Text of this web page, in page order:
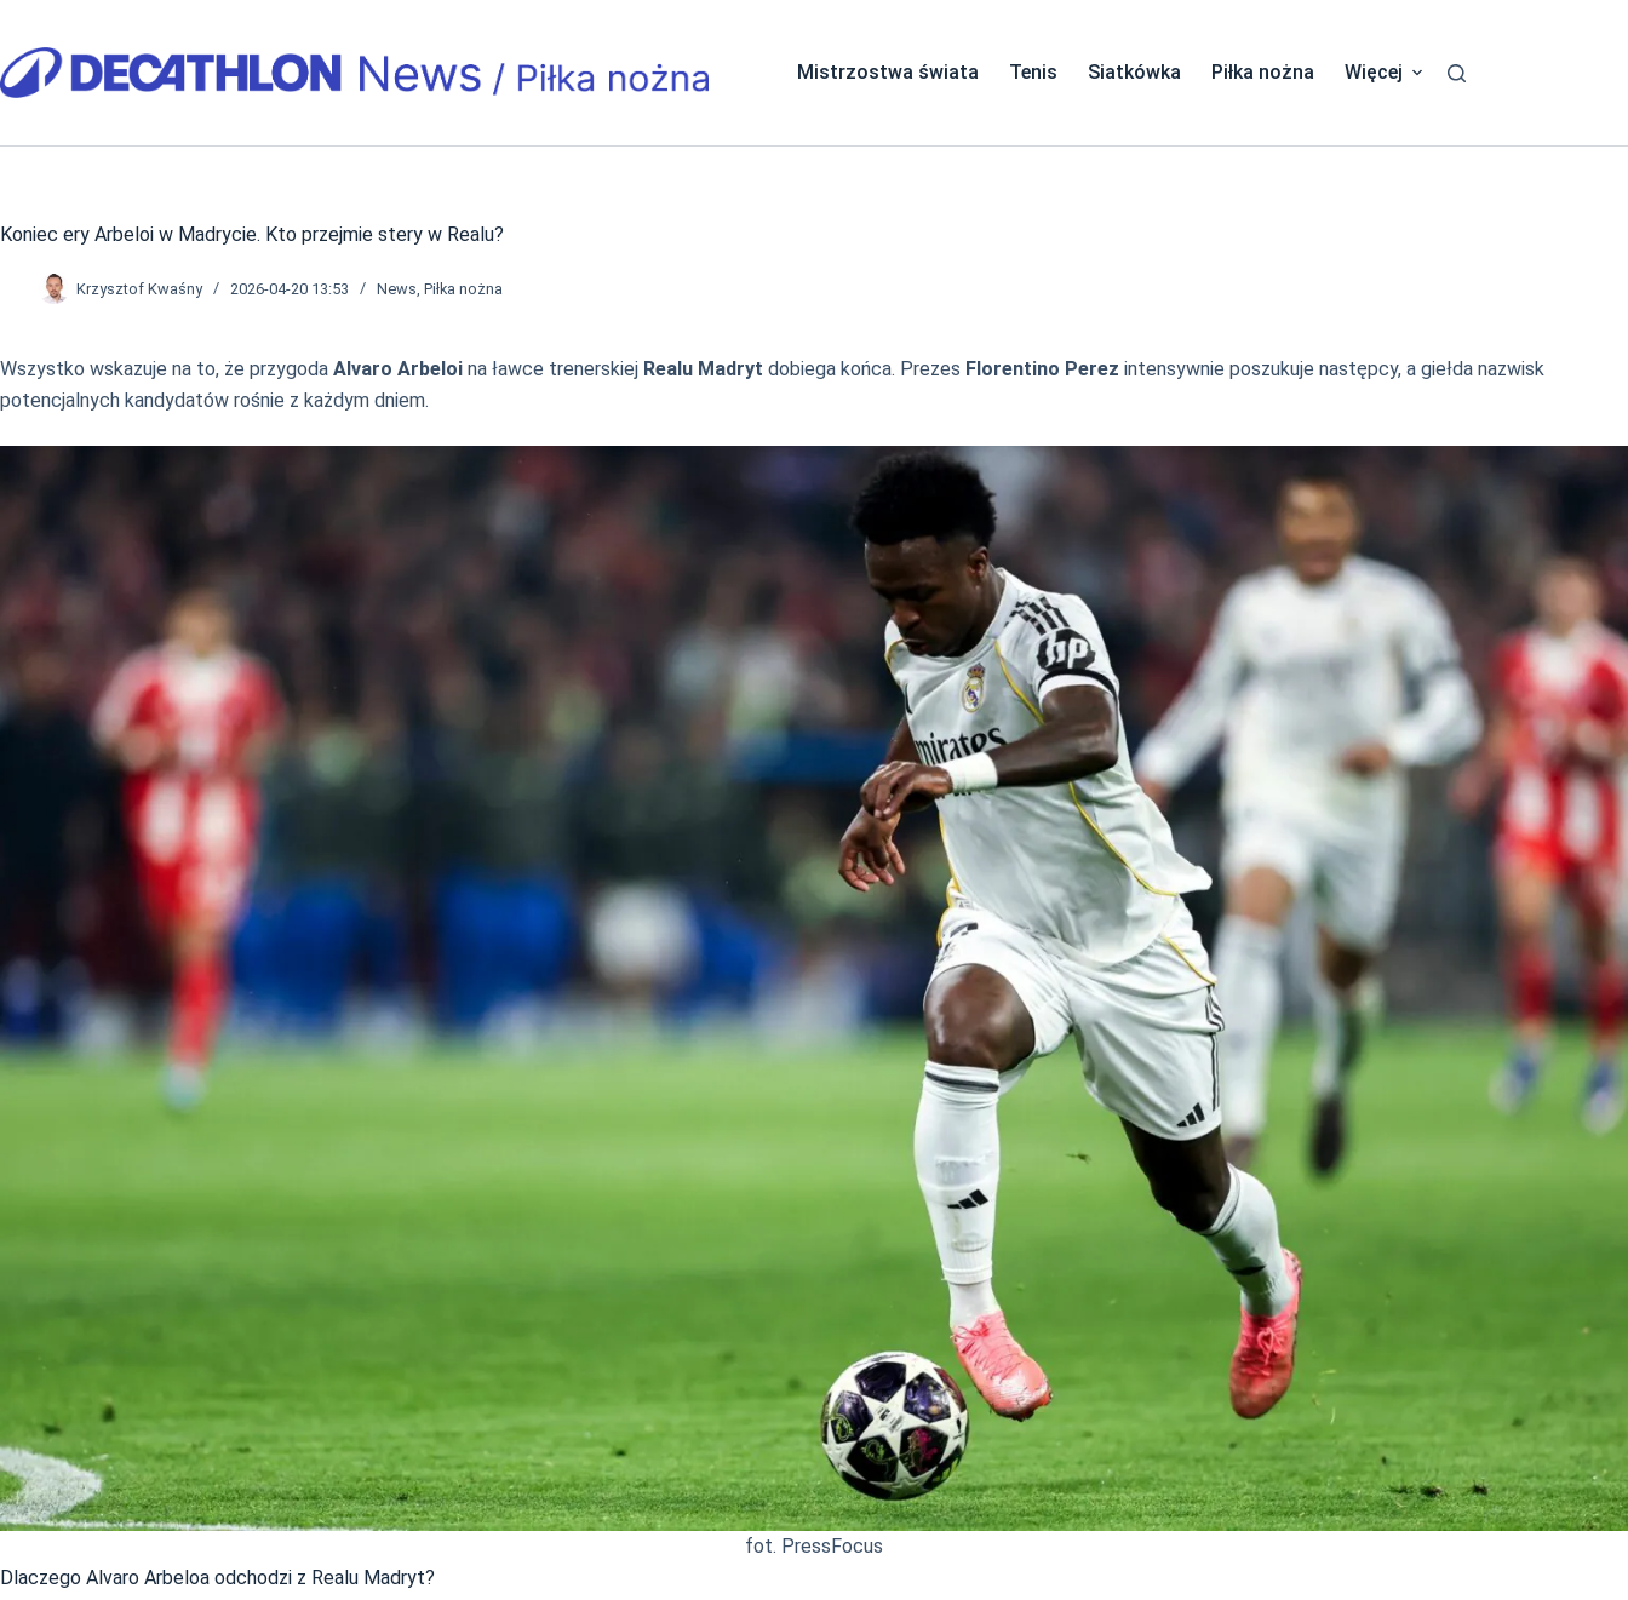
treści
Mistrzostwa świata Tenis Siatkówka Piłka nożna Więcej
Koniec ery Arbeloi w Madrycie. Kto przejmie stery w Realu?
Krzysztof Kwaśny 2026-04-20 13:53 News ,Piłka nożna
Wszystko wskazuje na to, że przygoda Alvaro Arbeloi na ławce trenerskiej Realu Madryt dobiega końca. Prezes Florentino Perez intensywnie poszukuje następcy, a giełda nazwisk
potencjalnych kandydatów rośnie z każdym dniem.
fot. PressFocus
Dlaczego Alvaro Arbeloa odchodzi z Realu Madryt?